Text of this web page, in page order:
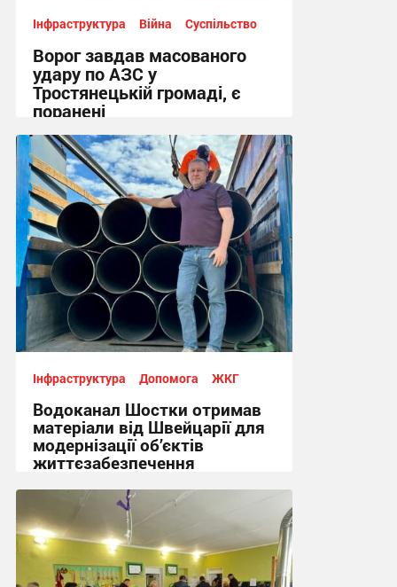
Інфраструктура Війна Суспільство
Ворог завдав масованого
удару по АЗС у
Тростянецькій громаді, є
поранені
17:11, 17.06.2026
Інфраструктура Допомога ЖКГ
Водоканал Шостки отримав
матеріали від Швейцарії для
модернізації об’єктів
життєзабезпечення
11:33, 3.06.2026